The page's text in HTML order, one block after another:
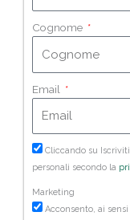
Cognome
Email
Cliccando su
personali secondo la
Marketing
Acconsento, ai